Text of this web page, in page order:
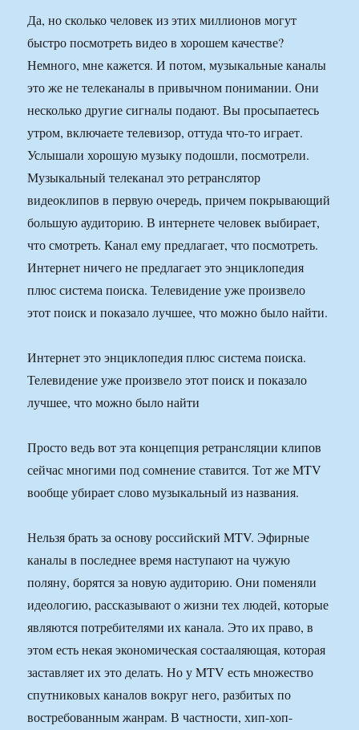
Да, но сколько человек из этих миллионов могут
быстро посмотреть видео в хорошем качестве?
Немного, мне кажется. И потом, музыкальные каналы
это же не телеканалы в привычном понимании. Они
несколько другие сигналы подают. Вы просыпаетесь
утром, включаете телевизор, оттуда что-то играет.
Услышали хорошую музыку подошли, посмотрели.
Музыкальный телеканал это ретранслятор
видеоклипов в первую очередь, причем покрывающий
большую аудиторию. В интернете человек выбирает,
что смотреть. Канал ему предлагает, что посмотреть.
Интернет ничего не предлагает это энциклопедия
плюс система поиска. Телевидение уже произвело
этот поиск и показало лучшее, что можно было найти.
Интернет это энциклопедия плюс система поиска.
Телевидение уже произвело этот поиск и показало
лучшее, что можно было найти
Просто ведь вот эта концепция ретрансляции клипов
сейчас многими под сомнение ставится. Тот же MTV
вообще убирает слово музыкальный из названия.
Нельзя брать за основу российский MTV. Эфирные
каналы в последнее время наступают на чужую
поляну, борятся за новую аудиторию. Они поменяли
идеологию, рассказывают о жизни тех людей, которые
являются потребителями их канала. Это их право, в
этом есть некая экономическая состааляющая, которая
заставляет их это делать. Но у MTV есть множество
спутниковых каналов вокруг него, разбитых по
востребованным жанрам. В частности, хип-хоп-